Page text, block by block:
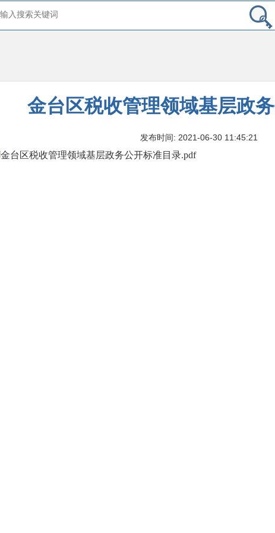
金台区税收管理领域基层政
发布时间: 2021-06-30 11:45:21
金台区税收管理领域基层政务公开标准目录.pdf